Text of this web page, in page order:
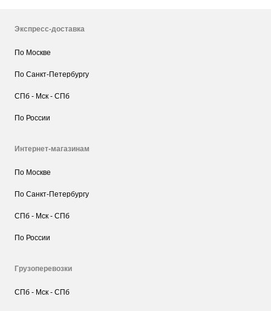
Экспресс-доставка
По Москве
По Санкт-Петербургу
СПб - Мск - СПб
По России
Интернет-магазинам
По Москве
По Санкт-Петербургу
СПб - Мск - СПб
По России
Грузоперевозки
СПб - Мск - СПб